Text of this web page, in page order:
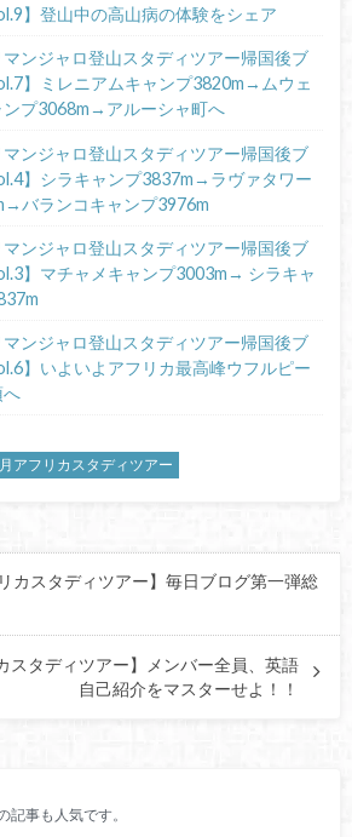
】登山中の高山病の体験をシェア
マンジャロ登山スタディツアー帰国後ブ
】ミレニアムキャンプ3820m→ムウェ
ンプ3068m→アルーシャ町へ
マンジャロ登山スタディツアー帰国後ブ
】シラキャンプ3837m→ラヴァタワー
バランコキャンプ3976m
マンジャロ登山スタディツアー帰国後ブ
】マチャメキャンプ3003m→ シラキャ
マンジャロ登山スタディツアー帰国後ブ
】いよいよアフリカ最高峰ウフルピー
へ
アフリカスタディツアー
カスタディツアー】毎日ブログ第一弾総
スタディツアー】メンバー全員、英語
自己紹介をマスターせよ！！
記事も人気です。